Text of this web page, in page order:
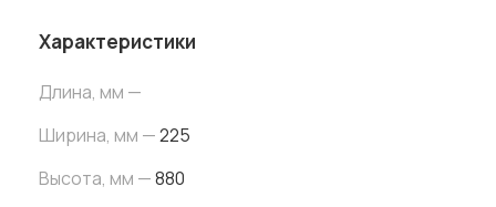
Характеристики
Длина, мм —
Ширина, мм —225
Высота, мм —880